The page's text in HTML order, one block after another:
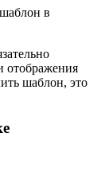
в
отображения
шаблон, это